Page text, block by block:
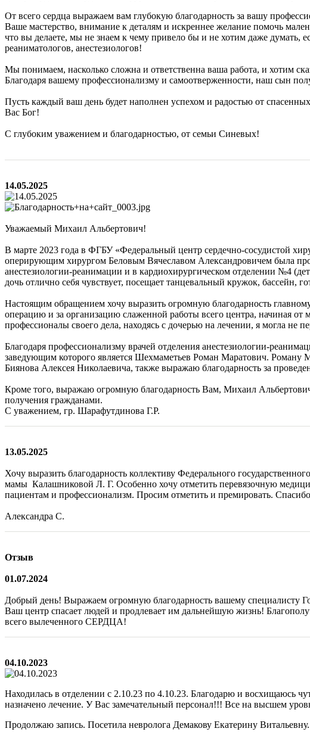
От всего сердца выражаем вам глубокую благодарность за вашу
Ваше мастерство, внимание к деталям и искреннее желание помочь
что вы делаете, мы не знаем к чему привело бы и не хотим даже думать,
реаниматологов, анестезиологов!
Мы понимаем, насколько сложна и ответственна ваша работа, и хотим
Благодаря вашему профессионализму и самоотверженности, наш сын
Пусть каждый ваш день будет наполнен успехом и радостью от
Вас Бог!
С глубоким уважением и благодарностью, от семьи Синевых!
14.05.2025
Уважаемый Михаил Альбертович!
В марте 2023 года в ФГБУ «Федеральный центр сердечно-сосудистой
оперирующим хирургом Беловым Вячеславом Александровичем была
анестезиологии-реанимации и в кардиохирургическом отделении №4
дочь отлично себя чувствует, посещает танцевальный кружок, бассейн,
Настоящим обращением хочу выразить огромную благодарность
операцию и за организацию слаженной работы всего центра, начиная
профессионалы своего дела, находясь с дочерью на лечении, я могла не
Благодаря профессионализму врачей отделения анестезиологии-
заведующим которого является Шехмаметьев Роман Маратович. Роману
Биянова Алексея Николаевича, также выражаю благодарность за
Кроме того, выражаю огромную благодарность Вам, Михаил
получения гражданами.
С уважением, гр. Шарафутдинова Г.Р.
13.05.2025
Хочу выразить благодарность коллективу Федерального
мамы Калашниковой Л. Г. Особенно хочу отметить перевязочную
пациентам и профессионализм. Просим отметить и премировать.
Александра С.
Отзыв
01.07.2024
Добрый день! Выражаем огромную благодарность вашему специалисту
Ваш центр спасает людей и продлевает им дальнейшую жизнь!
всего вылеченного СЕРДЦА!
04.10.2023
Находилась в отделении с 2.10.23 по 4.10.23. Благодарю и восхищаюсь
назначено лечение. У Вас замечательный персонал!!! Все на высшем
Продолжаю запись. Посетила невролога Демакову Екатерину